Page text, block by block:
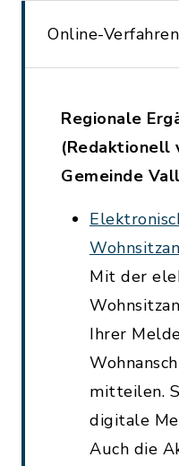
Online-Verfahren
Regionale
(Redaktionell
Gemeinde
Mit der
Ihrer
mitteilen.
digitale
Auch die